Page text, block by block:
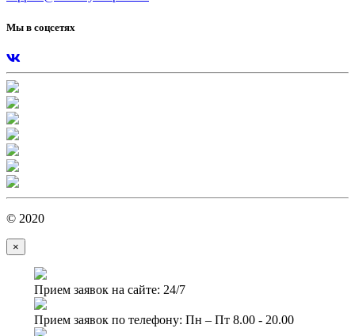
Мы в соцсетях
© 2020
×
Прием заявок на сайте: 24/7
Прием заявок по телефону: Пн – Пт 8.00 - 20.00